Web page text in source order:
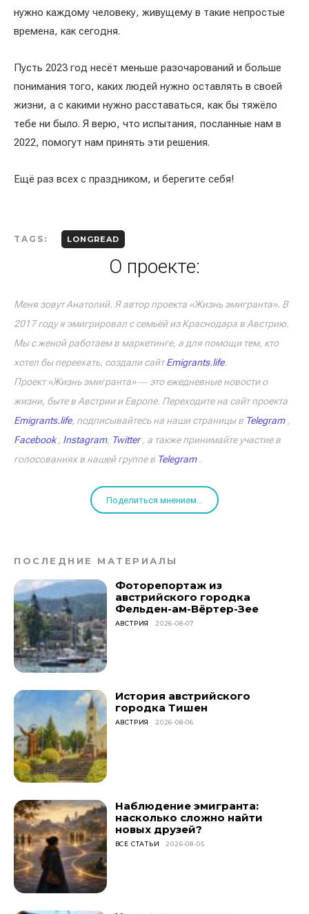
нужно каждому человеку, живущему в такие непростые
времена, как сегодня.
Пусть 2023 год несёт меньше разочарований и больше
понимания того, каких людей нужно оставлять в своей
жизни, а с какими нужно расставаться, как бы тяжёло
тебе ни было. Я верю, что испытания, посланные нам в
2022, помогут нам принять эти решения.
Ещё раз всех с праздником, и берегите себя!
TAGS: LONGREAD
О проекте:
Меня зовут Анатолий. Я автор проекта «Жизнь эмигранта». В
2017 году я эмигрировал с семьёй из Краснодара в Австрию.
Мы с женой работаем в маркетинге, а для помощи тем, кто
хотел бы переехать, создали сайтEmigrants.life.
Проект «Жизнь эмигранта» ― это ежедневные новости о
жизни, быте в Австрии и Европе. Переходите на сайт проекта
Emigrants.life, подписывайтесь на наши страницы в Telegram,
Facebook, Instagram, Twitter, а также принимайте участие в
голосованиях в нашей группе в Telegram.
Поделиться мнением...
ПОСЛЕДНИЕ МАТЕРИАЛЫ
Фоторепортаж из
австрийского городка
Фельден-ам-Вёртер-Зее
АВСТРИЯ 2026-08-07
История австрийского
городка Тишен
АВСТРИЯ 2026-08-06
Наблюдение эмигранта:
насколько сложно найти
новых друзей?
ВСЕ СТАТЬИ 2026-08-05